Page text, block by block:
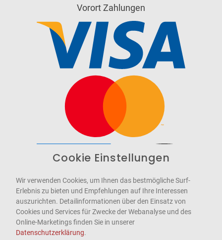
Vorort Zahlungen
WCAG-2.1-AA
Cookie Einstellungen
Wir verwenden Cookies, um Ihnen das bestmögliche Surf-
Erlebnis zu bieten und Empfehlungen auf Ihre Interessen
auszurichten. Detailinformationen über den Einsatz von
Cookies und Services für Zwecke der Webanalyse und des
Online-Marketings finden Sie in unserer
Datenschutzerklärung.